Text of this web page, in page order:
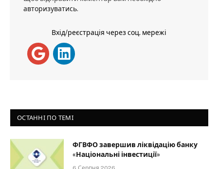
авторизуватись.
Вхід/реєстрація через соц. мережі
ОСТАННІ ПО ТЕМІ
ФГВФО завершив ліквідацію банку
«Національні інвестиції»